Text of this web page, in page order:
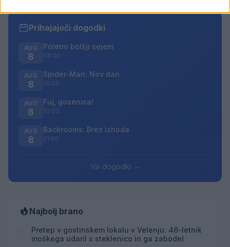
Prihajajoči dogodki
AVG
8
Poletni bolšji sejem
08:00
AVG
8
Spider-Man: Nov dan
18:00
AVG
8
Fuj, gosenica!
10:00
AVG
8
Backrooms: Brez izhoda
21:00
Vsi dogodki →
Najbolj brano
Pretep v gostinskem lokalu v Velenju: 46-letnik
moškega udaril s steklenico in ga zabodel